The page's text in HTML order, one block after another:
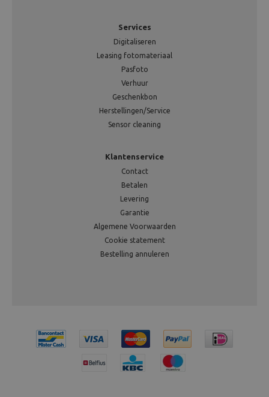
Services
Digitaliseren
Leasing fotomateriaal
Pasfoto
Verhuur
Geschenkbon
Herstellingen/Service
Sensor cleaning
Klantenservice
Contact
Betalen
Levering
Garantie
Algemene Voorwaarden
Cookie statement
Bestelling annuleren